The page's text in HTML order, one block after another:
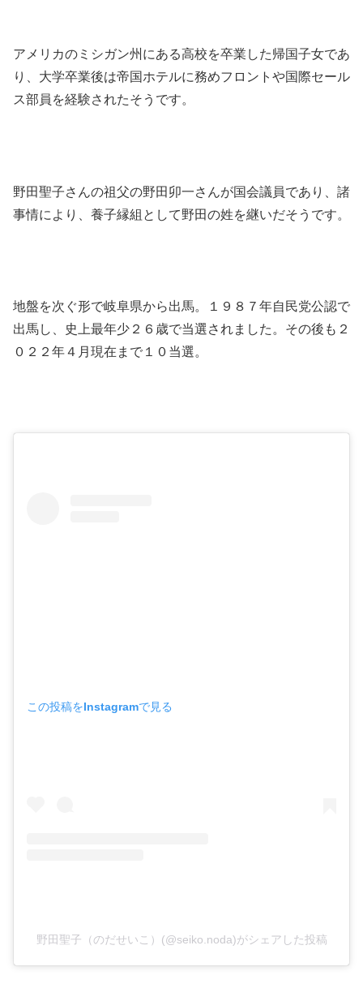
アメリカのミシガン州にある高校を卒業した帰国子女であ
り、大学卒業後は帝国ホテルに務めフロントや国際セール
ス部員を経験されたそうです。
野田聖子さんの祖父の野田卯一さんが国会議員であり、諸
事情により、養子縁組として野田の姓を継いだそうです。
地盤を次ぐ形で岐阜県から出馬。１９８７年自民党公認で
出馬し、史上最年少２６歳で当選されました。その後も２
０２２年４月現在まで１０当選。
この投稿をInstagramで見る
野田聖子（のだせいこ）(@seiko.noda)がシェアした投稿